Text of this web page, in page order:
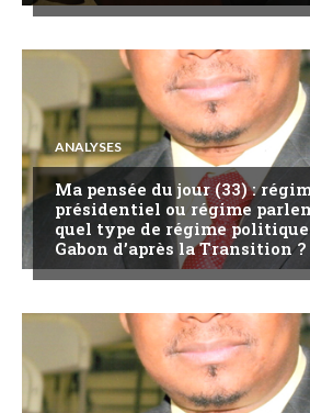
ANALYSES
Ma pensée du jour (33) :
présidentiel ou régime
quel type de régime
Gabon d’après la Transition ?